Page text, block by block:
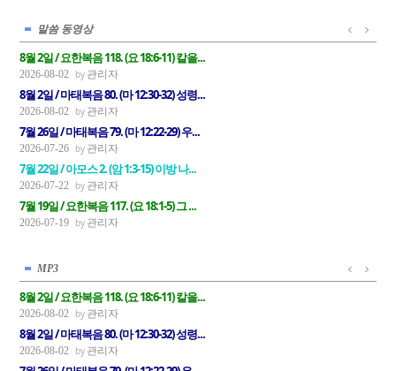
말씀 동영상
8월 2일 / 요한복음 118. (요 18:6-11) 칼을...
2026-08-02 관리자
8월 2일 / 마태복음 80. (마 12:30-32) 성령...
2026-08-02 관리자
7월 26일 / 마태복음 79. (마 12:22-29) 우...
2026-07-26 관리자
7월 22일 / 아모스 2. (암 1:3-15) 이방 나...
2026-07-22 관리자
7월 19일 / 요한복음 117. (요 18:1-5) 그 ...
2026-07-19 관리자
MP3
8월 2일 / 요한복음 118. (요 18:6-11) 칼을...
2026-08-02 관리자
8월 2일 / 마태복음 80. (마 12:30-32) 성령...
2026-08-02 관리자